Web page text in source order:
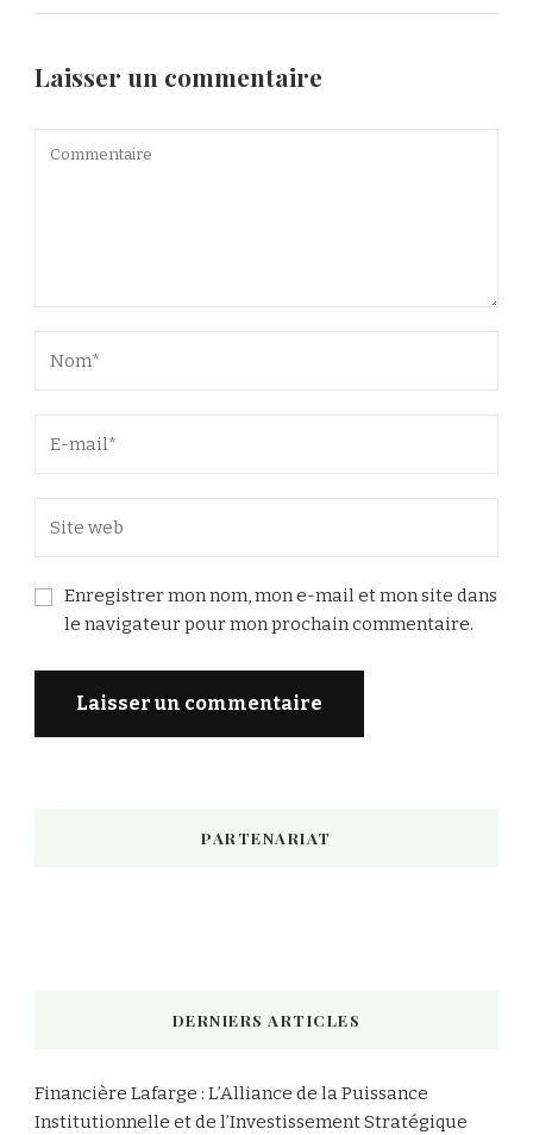
Laisser un commentaire
Enregistrer mon nom, mon e-mail et mon site dans
le navigateur pour mon prochain commentaire.
PARTENARIAT
DERNIERS ARTICLES
Financière Lafarge : L’Alliance de la Puissance
Institutionnelle et de l’Investissement Stratégique